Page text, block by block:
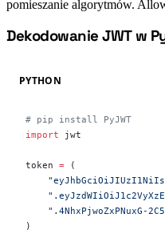
pomieszanie algorytmów.
#
Dekodowanie JWT w
PYTHON
# pip install PyJWT
import jwt
token = (
".4NhxPjwoZxPNuxG-
)